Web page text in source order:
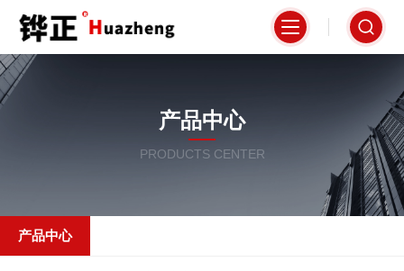
产品中心
PRODUCTS CENTER
产品中心